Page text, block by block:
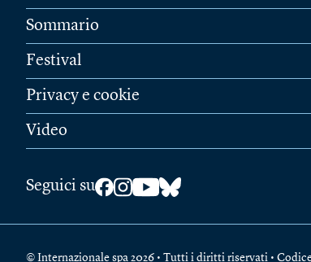
Sommario
Festival
Privacy e cookie
Video
Seguici su
© Internazionale spa 2026 • Tutti i diritti riservati •